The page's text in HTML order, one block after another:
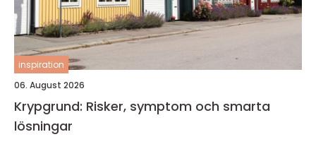
inspiration
06. August 2026
Krypgrund: Risker, symptom och smarta
lösningar